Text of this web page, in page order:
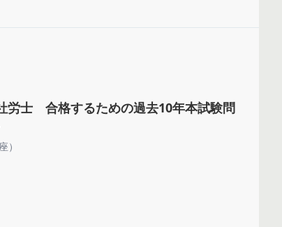
士 合格するための過去10年本試験問
）